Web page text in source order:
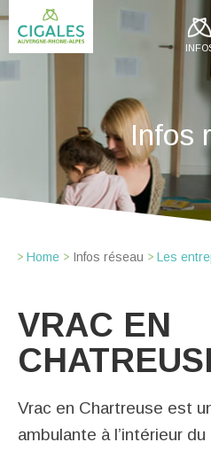
Infos
Home Infos réseau Les
VRAC EN
Vrac en Chartreuse est
ambulante à l’intérieur